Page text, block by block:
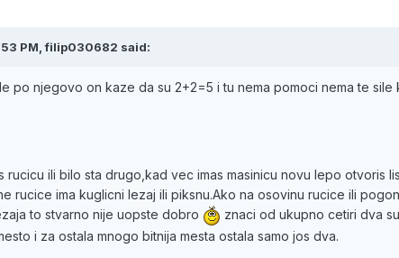
PM, filip030682 said:
po njegovo on kaze da su 2+2=5 i tu nema pomoci nema te sile
rucicu ili bilo sta drugo,kad vec imas masinicu novu lepo otvoris
rucice ima kuglicni lezaj ili piksnu.Ako na osovinu rucice ili
to stvarno nije uopste dobro
znaci od ukupno cetiri dva
i za ostala mnogo bitnija mesta ostala samo jos dva.